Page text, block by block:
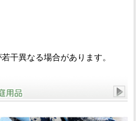
干異なる場合があります。